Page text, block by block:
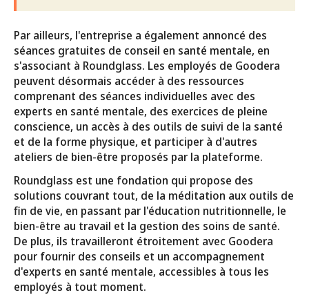
Par ailleurs, l'entreprise a également annoncé des
séances gratuites de conseil en santé mentale, en
s'associant à Roundglass. Les employés de Goodera
peuvent désormais accéder à des ressources
comprenant des séances individuelles avec des
experts en santé mentale, des exercices de pleine
conscience, un accès à des outils de suivi de la santé
et de la forme physique, et participer à d'autres
ateliers de bien-être proposés par la plateforme.
Roundglass est une fondation qui propose des
solutions couvrant tout, de la méditation aux outils de
fin de vie, en passant par l'éducation nutritionnelle, le
bien-être au travail et la gestion des soins de santé.
De plus, ils travailleront étroitement avec Goodera
pour fournir des conseils et un accompagnement
d'experts en santé mentale, accessibles à tous les
employés à tout moment.